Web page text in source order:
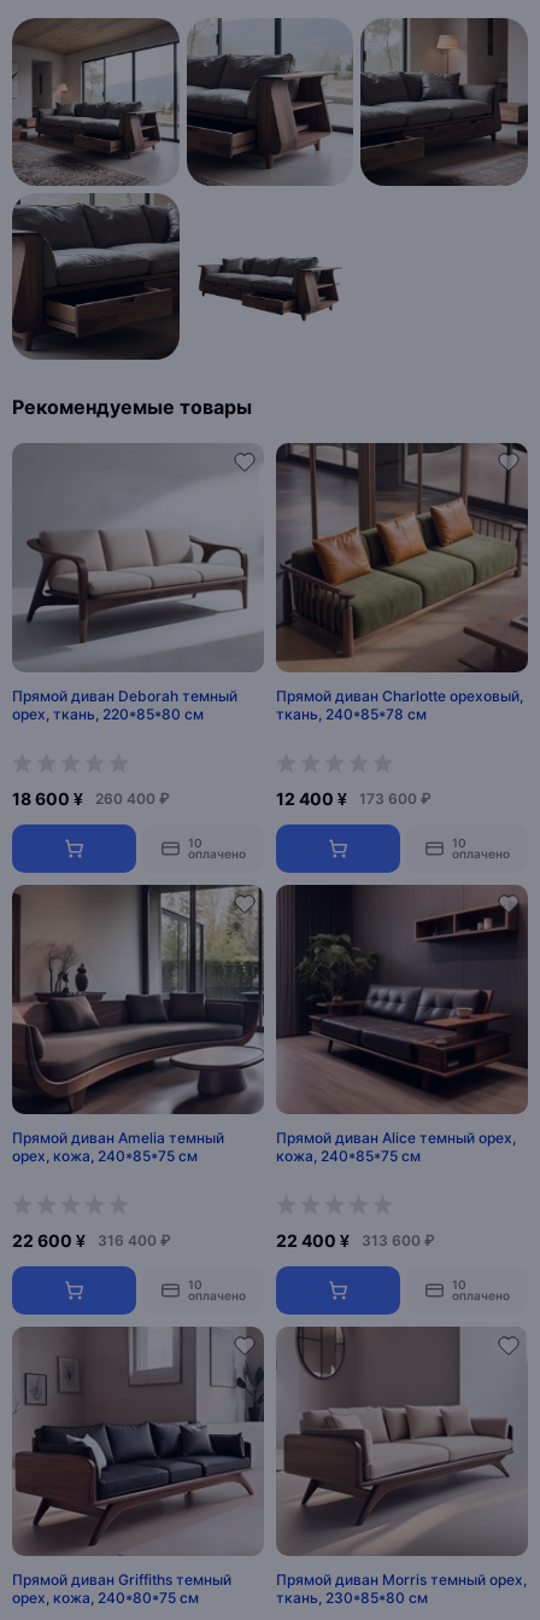
Рекомендуемые товары
Прямой диван Deborah темный
орех, ткань, 220*85*80 см
18 600 ¥ 260 400 ₽
10
оплачено
Прямой диван Charlotte ореховый,
ткань, 240*85*78 см
12 400 ¥ 173 600 ₽
10
оплачено
Прямой диван Amelia темный
орех, кожа, 240*85*75 см
22 600 ¥ 316 400 ₽
10
оплачено
Прямой диван Alice темный орех,
кожа, 240*85*75 см
22 400 ¥ 313 600 ₽
10
оплачено
Прямой диван Griffiths темный
орех, кожа, 240*80*75 см
Прямой диван Morris темный орех,
ткань, 230*85*80 см